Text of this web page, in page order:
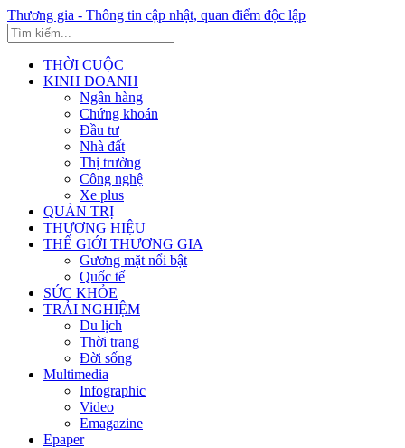
Thương gia - Thông tin cập nhật, quan điểm độc lập
THỜI CUỘC
KINH DOANH
Ngân hàng
Chứng khoán
Đầu tư
Nhà đất
Thị trường
Công nghệ
Xe plus
QUẢN TRỊ
THƯƠNG HIỆU
THẾ GIỚI THƯƠNG GIA
Gương mặt nổi bật
Quốc tế
SỨC KHỎE
TRẢI NGHIỆM
Du lịch
Thời trang
Đời sống
Multimedia
Infographic
Video
Emagazine
Epaper